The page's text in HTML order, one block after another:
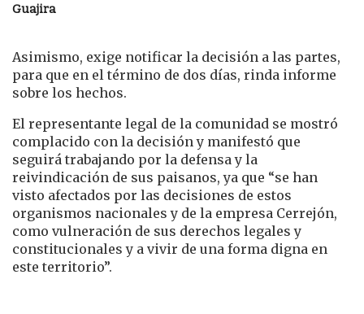
Guajira
Asimismo, exige notificar la decisión a las partes,
para que en el término de dos días, rinda informe
sobre los hechos.
El representante legal de la comunidad se mostró
complacido con la decisión y manifestó que
seguirá trabajando por la defensa y la
reivindicación de sus paisanos, ya que “se han
visto afectados por las decisiones de estos
organismos nacionales y de la empresa Cerrejón,
como vulneración de sus derechos legales y
constitucionales y a vivir de una forma digna en
este territorio”.